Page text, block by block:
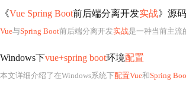
《Vue Spring Boot前后端分离开发实战》源码
Vue与Spring Boot前后端分离开发实战是一种当前主流
Windows下vue+spring boot环境配置
本文详细介绍了在Windows系统下配置Vue和Spring